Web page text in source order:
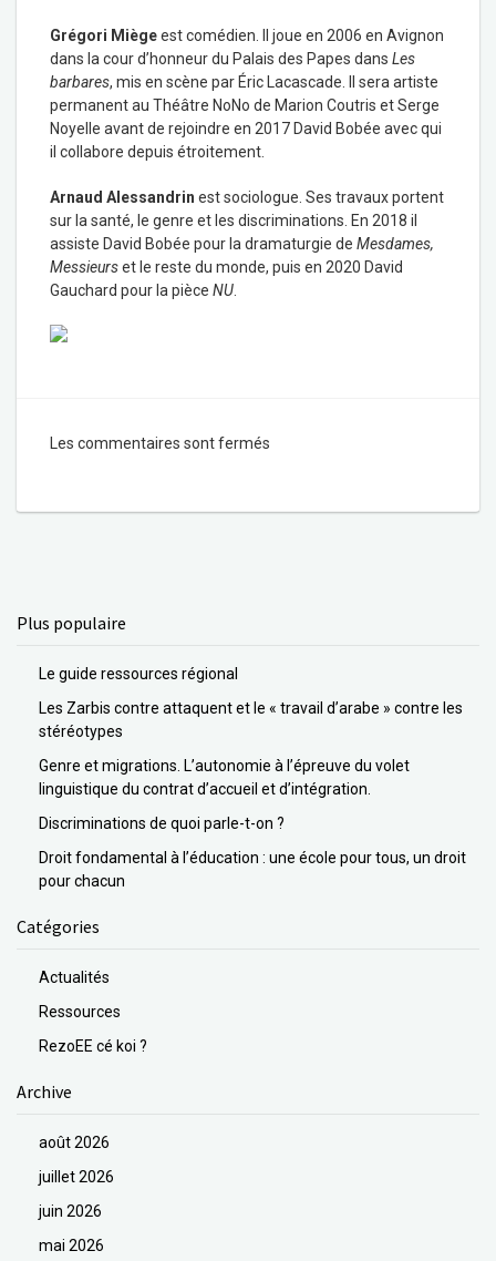
Grégori Miègeest comédien. Il joue en 2006 en Avignon
dans la cour d’honneur du Palais des Papes dans Les
barbares, mis en scène par Éric Lacascade. Il sera artiste
permanent au Théâtre NoNo de Marion Coutris et Serge
Noyelle avant de rejoindre en 2017 David Bobée avec qui
il collabore depuis étroitement.
Arnaud Alessandrin est sociologue. Ses travaux portent
sur la santé, le genre et les discriminations. En 2018 il
assiste David Bobée pour la dramaturgie de Mesdames,
Messieurset le reste du monde, puis en 2020 David
Gauchard pour la pièce NU
Les commentaires sont fermés
Plus populaire
Le guide ressources régional
Les Zarbis contre attaquent et le « travail d’arabe » contre les
stéréotypes
Genre et migrations. L’autonomie à l’épreuve du volet
linguistique du contrat d’accueil et d’intégration.
Discriminations de quoi parle-t-on ?
Droit fondamental à l’éducation : une école pour tous, un droit
pour chacun
Catégories
Actualités
Ressources
RezoEE cé koi ?
Archive
août 2026
juillet 2026
juin 2026
mai 2026